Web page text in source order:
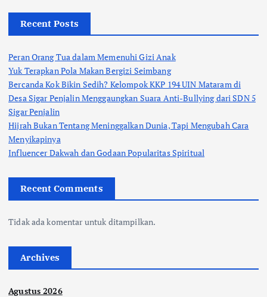
Recent Posts
Peran Orang Tua dalam Memenuhi Gizi Anak
Yuk Terapkan Pola Makan Bergizi Seimbang
Bercanda Kok Bikin Sedih? Kelompok KKP 194 UIN Mataram di
Desa Sigar Penjalin Menggaungkan Suara Anti-Bullying dari SDN 5
Sigar Penjalin
Hijrah Bukan Tentang Meninggalkan Dunia, Tapi Mengubah Cara
Menyikapinya
Influencer Dakwah dan Godaan Popularitas Spiritual
Recent Comments
Tidak ada komentar untuk ditampilkan.
Archives
Agustus 2026